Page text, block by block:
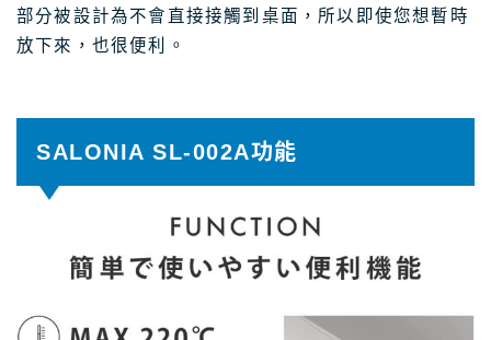
部分被設計為不會直接接觸到桌面，所以即使您想暫時
放下來，也很便利。
SALONIA SL-002A功能